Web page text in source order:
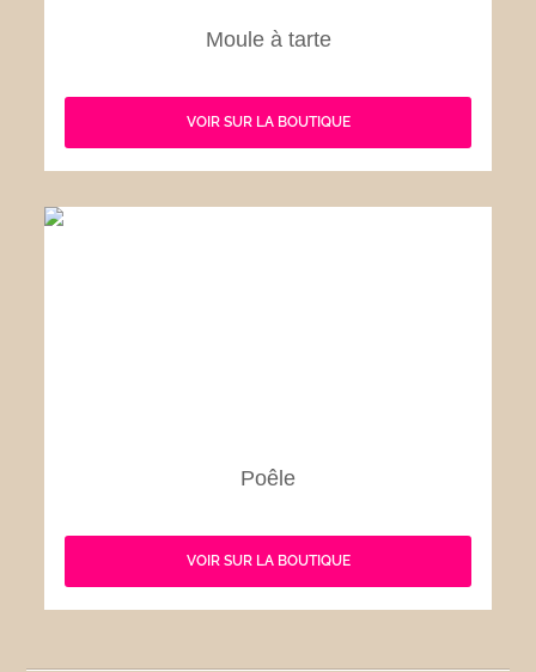
Moule à tarte
VOIR SUR LA BOUTIQUE
Poêle
VOIR SUR LA BOUTIQUE